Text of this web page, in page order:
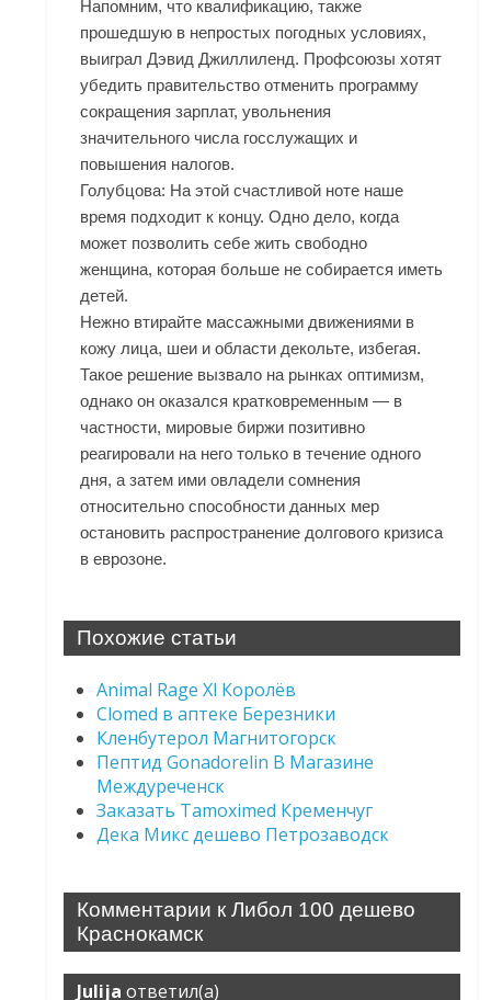
Напомним, что квалификацию, также
прошедшую в непростых погодных условиях,
выиграл Дэвид Джиллиленд. Профсоюзы хотят
убедить правительство отменить программу
сокращения зарплат, увольнения
значительного числа госслужащих и
повышения налогов.
Голубцова: На этой счастливой ноте наше
время подходит к концу. Одно дело, когда
может позволить себе жить свободно
женщина, которая больше не собирается иметь
детей.
Нежно втирайте массажными движениями в
кожу лица, шеи и области декольте, избегая.
Такое решение вызвало на рынках оптимизм,
однако он оказался кратковременным — в
частности, мировые биржи позитивно
реагировали на него только в течение одного
дня, а затем ими овладели сомнения
относительно способности данных мер
остановить распространение долгового кризиса
в еврозоне.
Похожие статьи
Animal Rage Xl Королёв
Clomed в аптеке Березники
Кленбутерол Магнитогорск
Пептид Gonadorelin В Магазине
Междуреченск
Заказать Tamoximed Кременчуг
Дека Микс дешево Петрозаводск
Комментарии к Либол 100 дешево
Краснокамск
Julija ответил(а)